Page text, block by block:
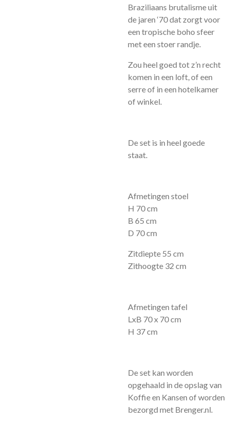
Braziliaans brutalisme uit
de jaren ‘70 dat zorgt voor
een tropische boho sfeer
met een stoer randje.
Zou heel goed tot z’n recht
komen in een loft, of een
serre of in een hotelkamer
of winkel.
De set is in heel goede
staat.
Afmetingen stoel
H 70 cm
B 65 cm
D 70 cm
Zitdiepte 55 cm
Zithoogte 32 cm
Afmetingen tafel
LxB 70 x 70 cm
H 37 cm
De set kan worden
opgehaald in de opslag van
Koffie en Kansen of worden
bezorgd met Brenger.nl.